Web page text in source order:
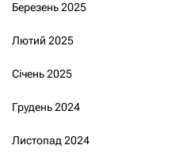
Березень 2025
Лютий 2025
Січень 2025
Грудень 2024
Листопад 2024